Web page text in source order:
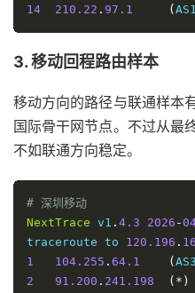
14
210.22 . 97.1 (
3. 移动回程路由样本
移动方向的路径与联通样本
国际骨干网节点。不过从最
不如联通方向稳定。
# 深圳移动
NextTrace v1 . 4.3 2026 -
traceroute to 120.196 .
1
104.255 . 64.1 (
2
91.200 . 241.198 (*)